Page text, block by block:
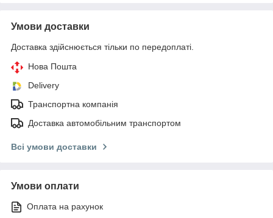
Умови доставки
Доставка здійснюється тільки по передоплаті.
Нова Пошта
Delivery
Транспортна компанія
Доставка автомобільним транспортом
Всі умови доставки
Умови оплати
Оплата на рахунок